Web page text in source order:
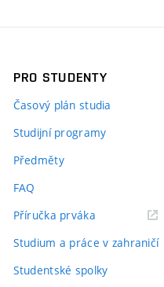
PRO STUDENTY
Časový plán studia
Studijní programy
Předměty
FAQ
Příručka prváka(externí
Studium a práce v zahraničí
Studentské spolky